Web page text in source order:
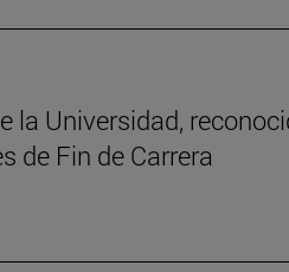
la Universidad,
de Fin de Carrera